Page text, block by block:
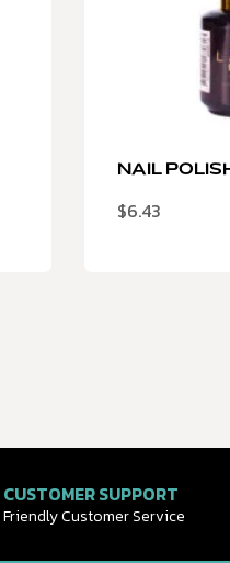
NAIL
$6.43
CUSTOMER SUPPORT
Friendly Customer Service